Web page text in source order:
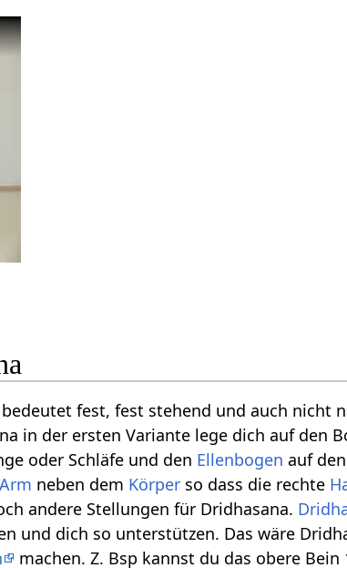
fest, fest stehend und auch nicht
in der ersten Variante lege dich auf den
oder Schläfe und den Ellenbogen auf
Arm neben dem Körper so dass die rechte
andere Stellungen für Dridhasana.
und dich so unterstützen. Das wäre
machen. Z. Bsp kannst du das obere